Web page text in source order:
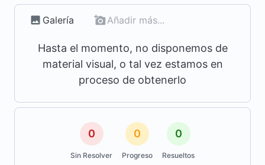
Galería Añadir más...
Hasta el momento, no disponemos de
material visual, o tal vez estamos en
proceso de obtenerlo
0
Sin Resolver
0
Progreso
0
Resueltos